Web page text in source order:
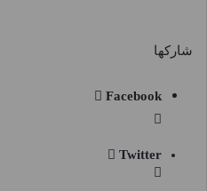
شاركها
Facebook
Twitter